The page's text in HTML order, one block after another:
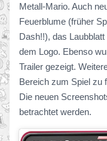
Metall-Mario. Auch
Feuerblume (früher
Dash!!), das
dem Logo. Ebenso
Trailer gezeigt.
Bereich zum Spiel zu
Die neuen
betrachtet werden.